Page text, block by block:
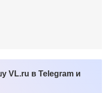
VL.ru в Telegram и